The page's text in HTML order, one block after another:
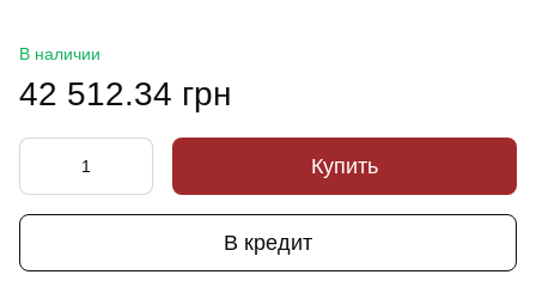
В наличии
42 512.34 грн
Купить
В кредит